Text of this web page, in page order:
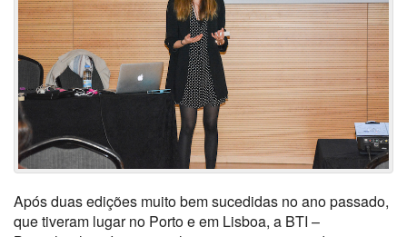
Após duas edições muito bem sucedidas no ano passado,
que tiveram lugar no Porto e em Lisboa, a BTI –